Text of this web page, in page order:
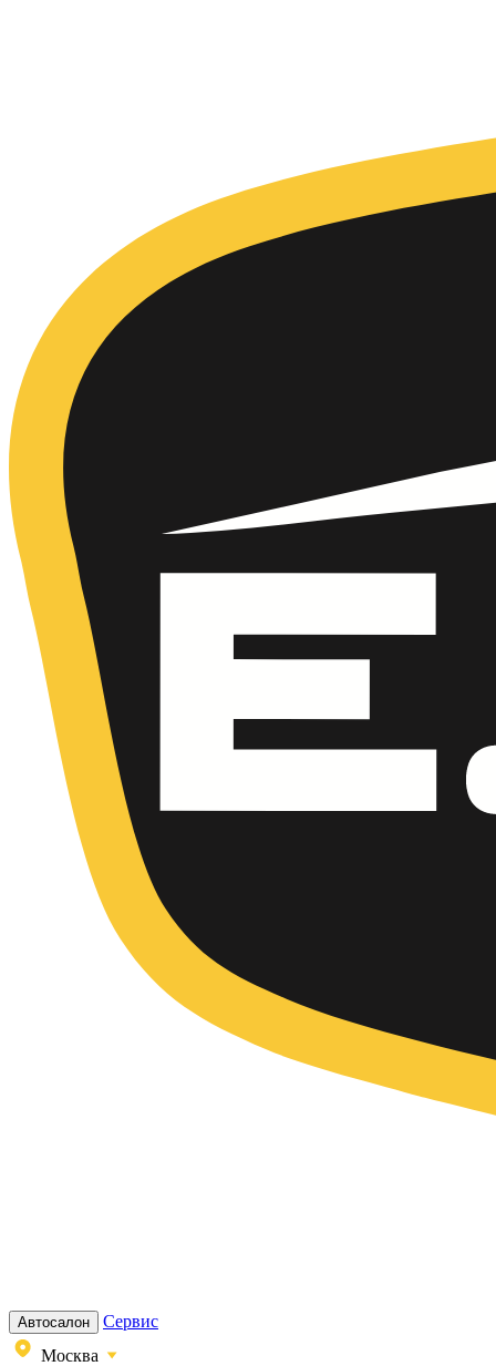
Автосалон
Сервис
Москва